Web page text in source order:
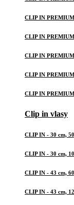
CLIP IN
CLIP IN
CLIP IN
CLIP IN
CLIP IN
Clip in vlasy
CLIP IN - 30 cm,
CLIP IN - 30 cm,
CLIP IN - 43 cm,
CLIP IN - 43 cm,